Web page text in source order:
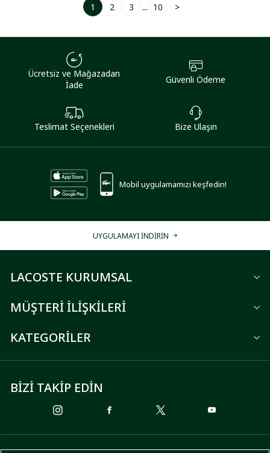
1 2 3 ... 10 >
Ücretsiz ve Mağazadan
İade
Güvenli Ödeme
Teslimat Seçenekleri Bize Ulaşın
Mobil uygulamamızı keşfedin!
UYGULAMAYI İNDİRİN
LACOSTE KURUMSAL
MÜŞTERİ İLİŞKİLERİ
KATEGORİLER
BİZİ TAKİP EDİN